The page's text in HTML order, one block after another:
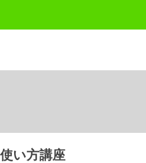
い方講座